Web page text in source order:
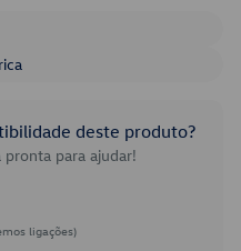
deste produto?
pronta para ajudar!
ligações)